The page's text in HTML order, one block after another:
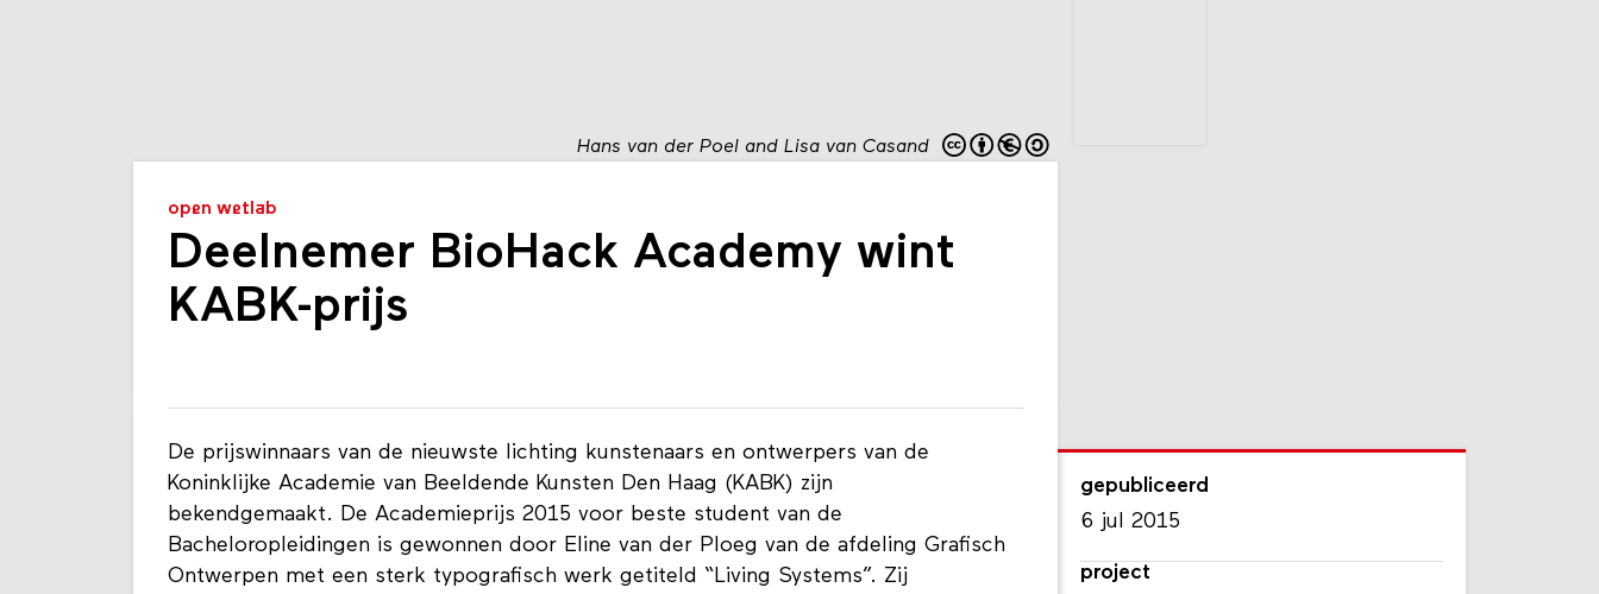
Hans van der Poel and Lisa van Casand
open wetlab
Deelnemer BioHack Academy wint
KABK-prijs
De prijswinnaars van de nieuwste lichting kunstenaars en ontwerpers van de
Koninklijke Academie van Beeldende Kunsten Den Haag (KABK) zijn
bekendgemaakt. De Academieprijs 2015 voor beste student van de
Bacheloropleidingen is gewonnen door Eline van der Ploeg van de afdeling Grafisch
Ontwerpen met een sterk typografisch werk getiteld “Living Systems”. Zij
gepubliceerd
6 jul 2015
project